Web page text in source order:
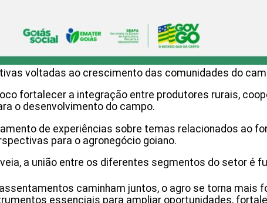
voltadas ao crescimento das comunidades do
fortalecer a integração entre produtores rurais,
o desenvolvimento do campo.
de experiências sobre temas relacionados ao
para o agronegócio goiano.
a união entre os diferentes segmentos do setor é
caminham juntos, o agro se torna mais
essenciais para ampliar oportunidades,